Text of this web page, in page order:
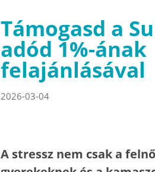
Támogasd a
adód 1%-ának
felajánlásával
2026-03-04
A stressz nem csak a